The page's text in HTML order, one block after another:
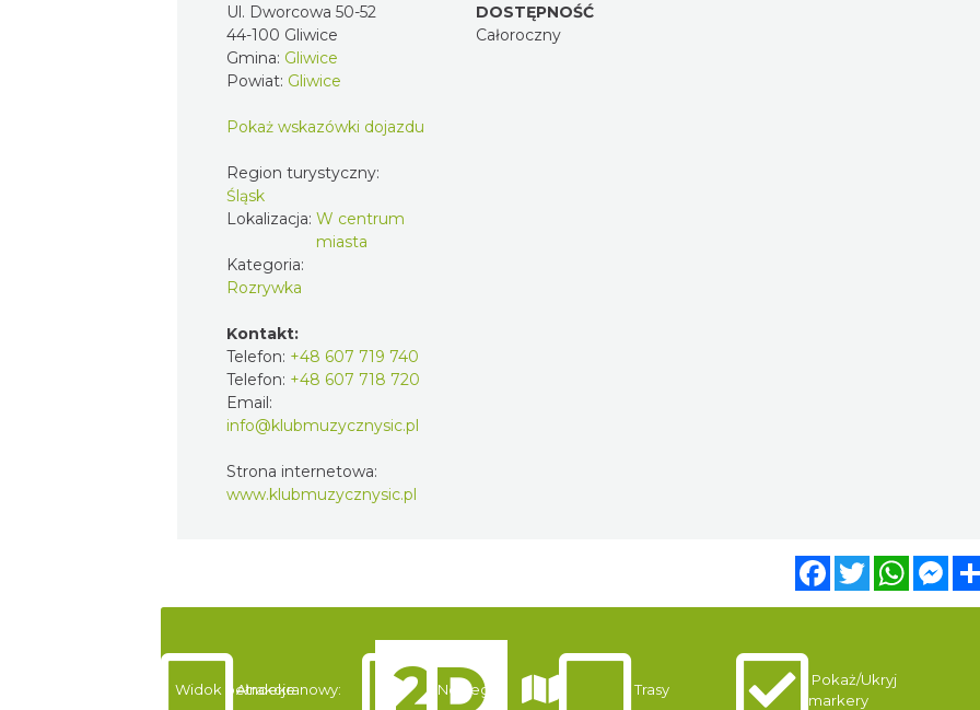
Ul. Dworcowa 50-52
44-100 Gliwice
Gmina: Gliwice
Powiat: Gliwice
Pokaż wskazówki dojazdu
Region turystyczny:
Śląsk
Lokalizacja: W centrum
miasta
Kategoria:
Rozrywka
Kontakt:
Telefon: +48 607 719 740
Telefon: +48 607 718 720
Email:
info@klubmuzycznysic.pl
Strona internetowa:
www.klubmuzycznysic.pl
DOSTĘPNOŚĆ
Całoroczny
FacebookTwitter
Widok pełnoekranowy:
Atrakcje Noclegi Trasy
Pokaż/Ukryj
markery